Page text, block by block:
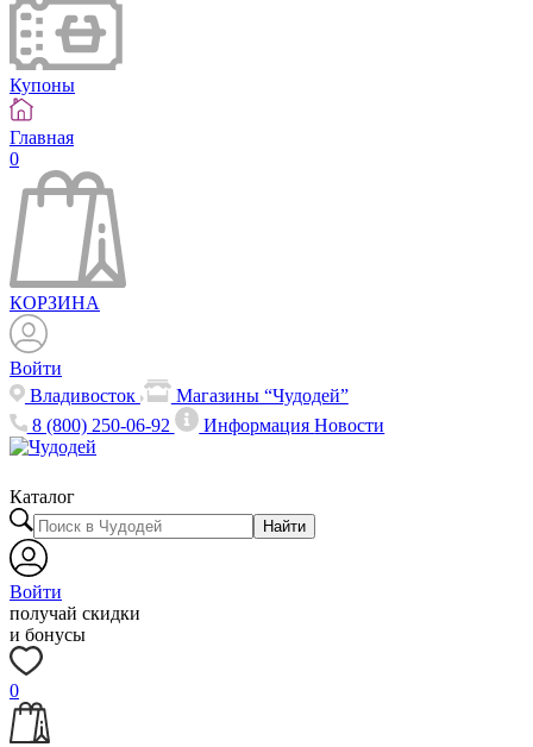
Купоны
Главная
0
КОРЗИНА
Войти
Владивосток
Магазины “Чудодей”
8 (800) 250-06-92
ИнформацияНовости
Каталог
Найти
Войти
получай скидки
и бонусы
0